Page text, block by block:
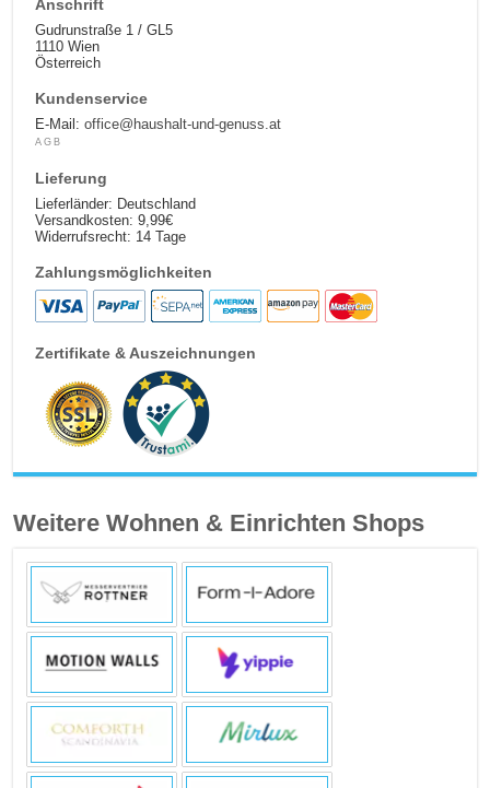
Anschrift
Gudrunstraße 1 / GL5
1110 Wien
Österreich
Kundenservice
E-Mail:office@haushalt-und-genuss.at
AGB
Lieferung
Lieferländer: Deutschland
Versandkosten: 9,99€
Widerrufsrecht: 14 Tage
Zahlungsmöglichkeiten
Zertifikate & Auszeichnungen
Weitere Wohnen & Einrichten Shops